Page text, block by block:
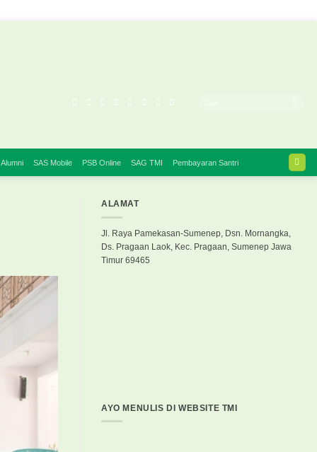
SAS Mobile PSB Online SAG TMI Pembayaran Santri
ALAMAT
Jl. Raya Pamekasan-Sumenep, Dsn. Mornangka,
Ds. Pragaan Laok, Kec. Pragaan, Sumenep Jawa
Timur 69465
AYO MENULIS DI WEBSITE TMI